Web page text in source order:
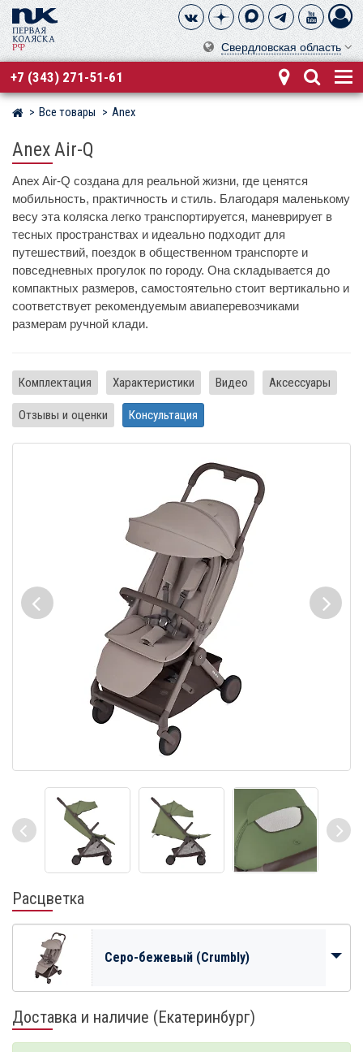
Свердловская область
+7 (343) 271-51-61
Магазин детских колясок
Все товары Anex
Anex Air-Q
Anex Air-Q создана для реальной жизни, где ценятся
мобильность, практичность и стиль. Благодаря маленькому
весу эта коляска легко транспортируется, маневрирует в
тесных пространствах и идеально подходит для
путешествий, поездок в общественном транспорте и
повседневных прогулок по городу. Она складывается до
компактных размеров, самостоятельно стоит вертикально и
соответствует рекомендуемым авиаперевозчиками
размерам ручной клади.
Комплектация Характеристики Видео Аксессуары
Отзывы и оценки Консультация
Расцветка
Серо-бежевый (Crumbly)
Доставка и наличие (Екатеринбург)